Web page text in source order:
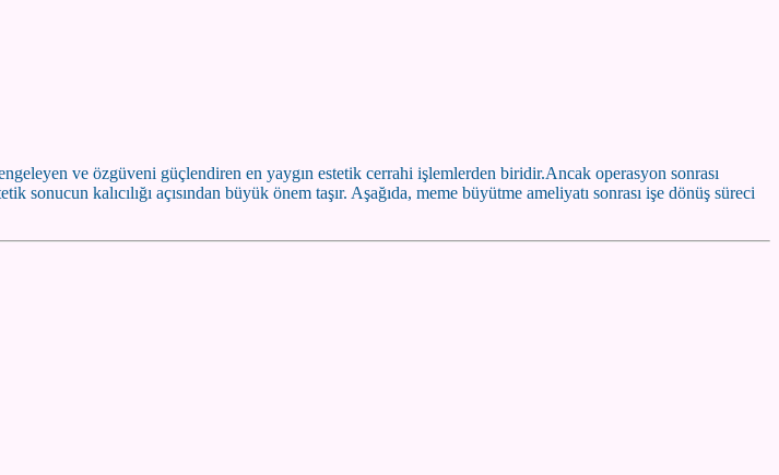
ve özgüveni güçlendiren en yaygın estetik cerrahi işlemlerden biridir.Ancak operasyon sonrası
kalıcılığı açısından büyük önem taşır. Aşağıda, meme büyütme ameliyatı sonrası işe dönüş süreci